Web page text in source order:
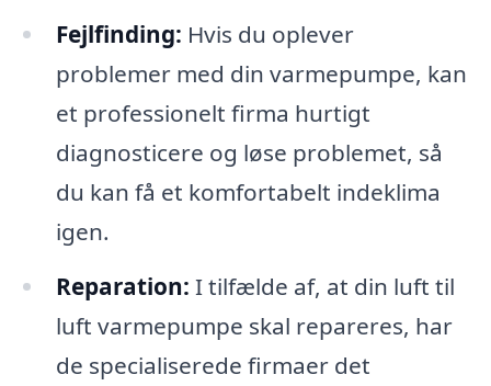
Fejlfinding: Hvis du oplever
problemer med din varmepumpe, kan
et professionelt firma hurtigt
diagnosticere og løse problemet, så
du kan få et komfortabelt indeklima
igen.
Reparation: I tilfælde af, at din luft til
luft varmepumpe skal repareres, har
de specialiserede firmaer det